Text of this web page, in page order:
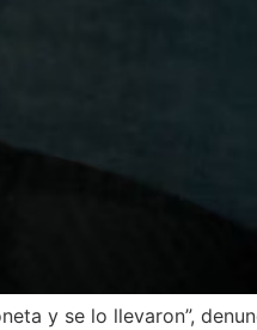
y se lo llevaron”,